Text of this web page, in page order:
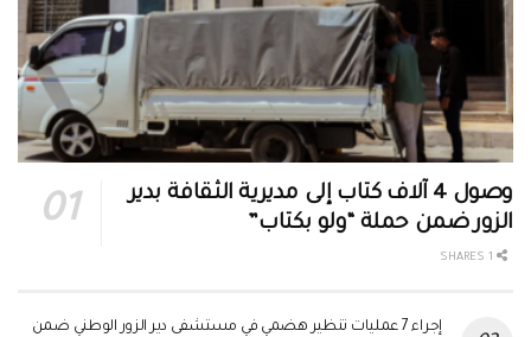
وصول 4 آلاف كتاب إلى مديرية الثقافة بدير
الزور ضمن حملة “ولو بكتاب”
إجراء 7 عمليات تنظير هضمي في مستشفى دير الزور الوطني ضمن